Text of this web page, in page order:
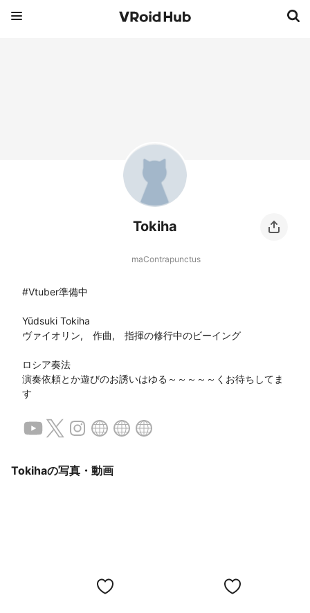
Tokiha
maContrapunctus
#Vtuber準備中
Yūdsuki Tokiha
ヴァイオリン,　作曲,　指揮の修行中のビーイング
ロシア奏法
演奏依頼とか遊びのお誘いはゆる～～～～～くお待ちしてま
す
Tokihaの写真・動画